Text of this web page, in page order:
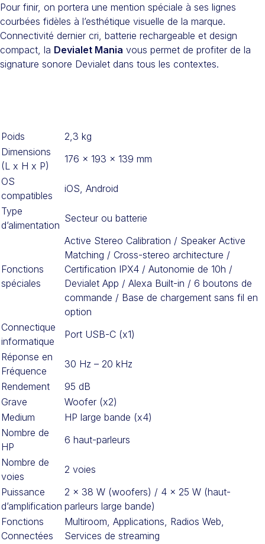
Pour finir, on portera une mention spéciale à ses lignes
courbées fidèles à l’esthétique visuelle de la marque.
Connectivité dernier cri, batterie rechargeable et design
compact, la Devialet Mania vous permet de profiter de la
signature sonore Devialet dans tous les contextes.
Poids
2,3 kg
Dimensions
(L x H x P)
176 x 193 x 139 mm
OS
compatibles
iOS, Android
Type
d’alimentation
Secteur ou batterie
Fonctions
spéciales
Active Stereo Calibration / Speaker Active
Matching / Cross-stereo architecture /
Certification IPX4 / Autonomie de 10h /
Devialet App / Alexa Built-in / 6 boutons de
commande / Base de chargement sans fil en
option
Connectique
informatique
Port USB-C (x1)
Réponse en
Fréquence
30 Hz – 20 kHz
Rendement
95 dB
Grave
Woofer (x2)
Medium
HP large bande (x4)
Nombre de
HP
6 haut-parleurs
Nombre de
voies
2 voies
Puissance
d’amplification
2 x 38 W (woofers) / 4 x 25 W (haut-
parleurs large bande)
Fonctions
Connectées
Multiroom, Applications, Radios Web,
Services de streaming